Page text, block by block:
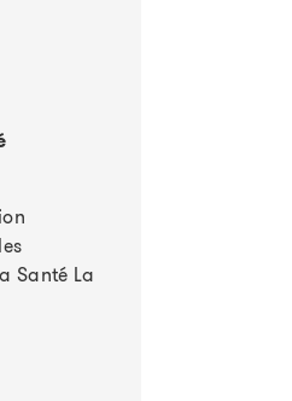
Santé La